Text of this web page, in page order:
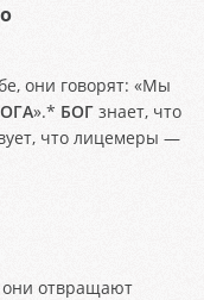
они говорят: «Мы
».* БОГ знает, что
что лицемеры —
отвращают